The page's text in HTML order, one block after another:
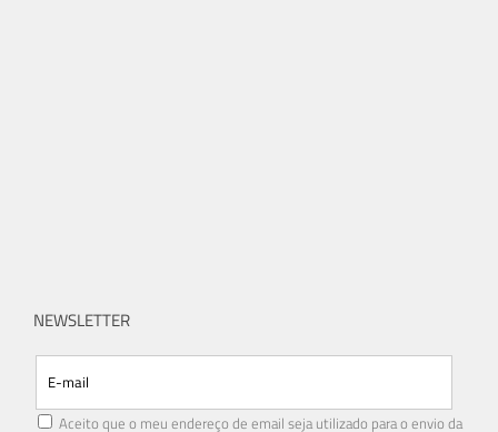
NEWSLETTER
Aceito que o meu endereço de email seja utilizado para o envio da